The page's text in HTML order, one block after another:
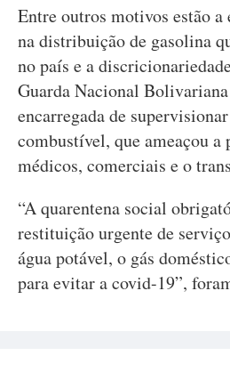
Entre outros motivos estão a
na distribuição de gasolina
no país e a
Guarda Nacional
encarregada de
combustível, que ameaçou a
médicos, comerciais e o
“A quarentena social
restituição urgente de
água potável, o gás
para evitar a covid-19”,